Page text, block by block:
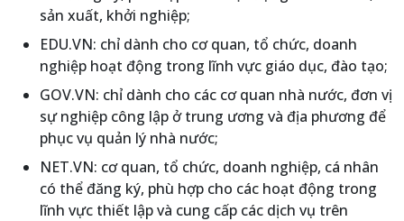
sản xuất, khởi nghiệp;
EDU.VN: chỉ dành cho cơ quan, tổ chức, doanh
nghiệp hoạt động trong lĩnh vực giáo dục, đào tạo;
GOV.VN: chỉ dành cho các cơ quan nhà nước, đơn vị
sự nghiệp công lập ở trung ương và địa phương để
phục vụ quản lý nhà nước;
NET.VN: cơ quan, tổ chức, doanh nghiệp, cá nhân
có thể đăng ký, phù hợp cho các hoạt động trong
lĩnh vực thiết lập và cung cấp các dịch vụ trên